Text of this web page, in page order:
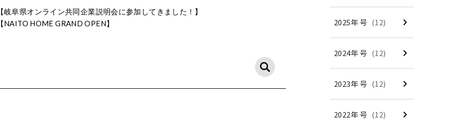
【岐阜県オンライン共同企業説明会に参加してきました！】
【NAITO HOME GRAND OPEN】
2025年 号 (12)
2024年 号 (12)
2023年 号 (12)
2022年 号 (12)